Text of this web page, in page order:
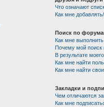
Что означают
Как мне
Поиск по
Как мне
Почему мой поиск
В результате
Как мне найти
Как мне найти
Закладки и
Чем отличаются
Как мне